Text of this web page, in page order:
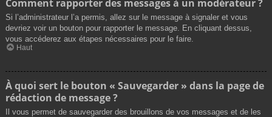
Comment rapporter des messages à un modérateur ?
Si l’administrateur l’a permis, allez sur le message à signaler et vous
devriez voir un bouton pour rapporter le message. En cliquant dessus,
vous accéderez aux étapes nécessaires pour le faire.
Haut
À quoi sert le bouton « Sauvegarder » dans la page de
rédaction de message ?
Il vous permet de sauvegarder des brouillons de vos messages et de les